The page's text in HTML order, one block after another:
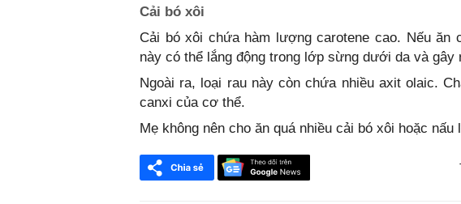
Cải bó xôi
Cải bó xôi chứa hàm lượng carotene cao. Nếu ăn
này có thể lắng động trong lớp sừng dưới da và gây
Ngoài ra, loại rau này còn chứa nhiều axit olaic.
canxi của cơ thể.
Mẹ không nên cho ăn quá nhiều cải bó xôi hoặc